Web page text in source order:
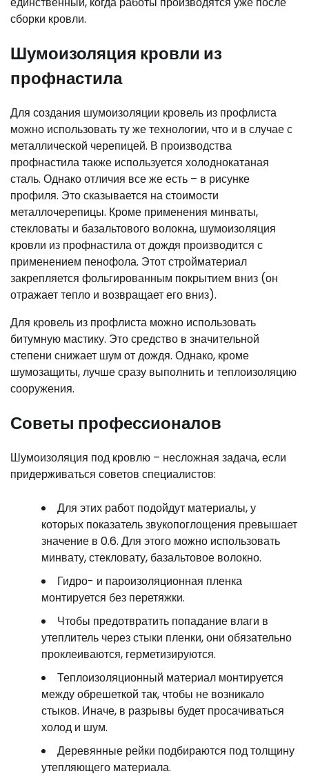
сборки кровли.
Шумоизоляция кровли из
профнастила
Для создания шумоизоляции кровель из профлиста
можно использовать ту же технологии, что и в случае с
металлической черепицей. В производства
профнастила также используется холоднокатаная
сталь. Однако отличия все же есть – в рисунке
профиля. Это сказывается на стоимости
металлочерепицы. Кроме применения минваты,
стекловаты и базальтового волокна, шумоизоляция
кровли из профнастила от дождя производится с
применением пенофола. Этот стройматериал
закрепляется фольгированным покрытием вниз (он
отражает тепло и возвращает его вниз).
Для кровель из профлиста можно использовать
битумную мастику. Это средство в значительной
степени снижает шум от дождя. Однако, кроме
шумозащиты, лучше сразу выполнить и теплоизоляцию
сооружения.
Советы профессионалов
Шумоизоляция под кровлю – несложная задача, если
придерживаться советов специалистов:
Для этих работ подойдут материалы, у
которых показатель звукопоглощения превышает
значение в 0.6. Для этого можно использовать
минвату, стекловату, базальтовое волокно.
Гидро- и пароизоляционная пленка
монтируется без перетяжки.
Чтобы предотвратить попадание влаги в
утеплитель через стыки пленки, они обязательно
проклеиваются, герметизируются.
Теплоизоляционный материал монтируется
между обрешеткой так, чтобы не возникало
стыков. Иначе, в разрывы будет просачиваться
холод и шум.
Деревянные рейки подбираются под толщину
утепляющего материала.